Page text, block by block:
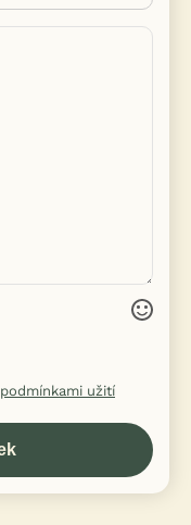
podmínkami užití